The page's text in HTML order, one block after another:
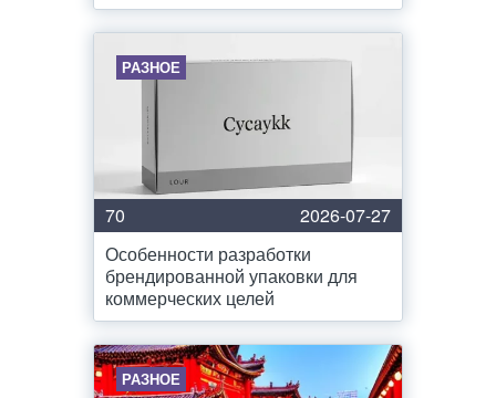
РАЗНОЕ
70
2026-07-27
Особенности разработки
брендированной упаковки для
коммерческих целей
РАЗНОЕ